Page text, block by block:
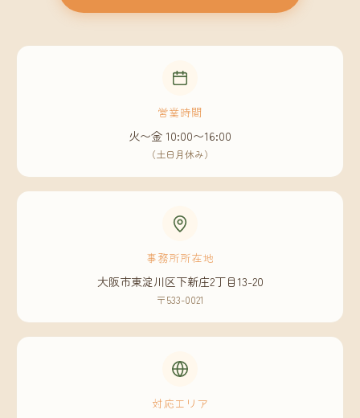
営業時間
火〜金 10:00〜16:00
（土日月休み）
事務所所在地
大阪市東淀川区下新庄2丁目13-20
〒533-0021
対応エリア